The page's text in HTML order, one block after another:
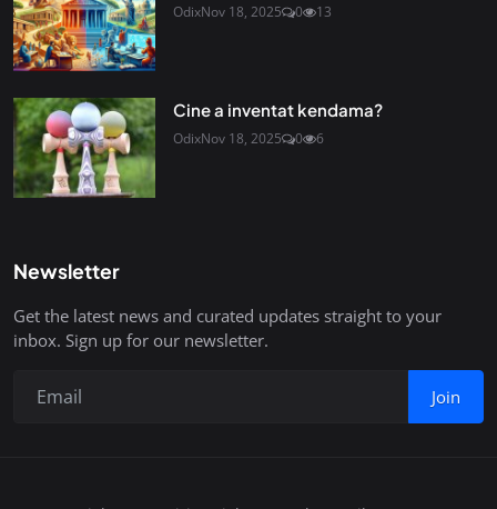
OdixNov 18, 2025 0 13
Cine a inventat kendama?
OdixNov 18, 2025 0 6
Newsletter
Get the latest news and curated updates straight to your
inbox. Sign up for our newsletter.
Join